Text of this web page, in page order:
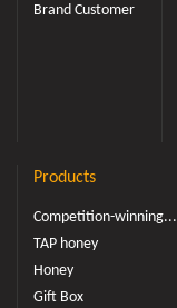
Brand Customer
Products
Competition-winning...
TAP honey
Honey
Gift Box